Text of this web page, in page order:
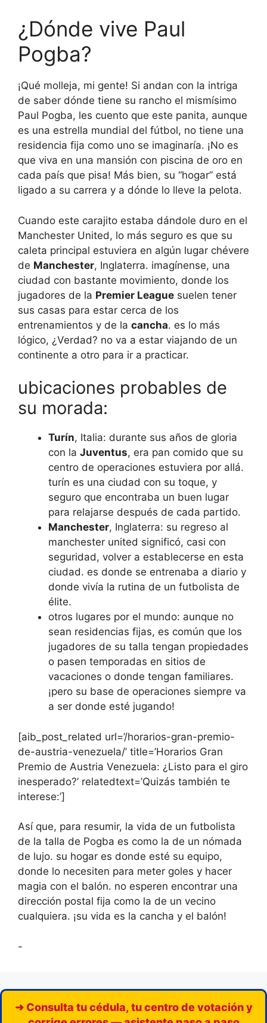
¿Dónde vive Paul
Pogba?
¡Qué molleja, mi gente! Si andan con la intriga
de saber dónde tiene su rancho el mismísimo
Paul Pogba, les cuento que este panita, aunque
es una estrella mundial del fútbol, no tiene una
residencia fija como uno se imaginaría. ¡No es
que viva en una mansión con piscina de oro en
cada país que pisa! Más bien, su “hogar” está
ligado a su carrera y a dónde lo lleve la pelota.
Cuando este carajito estaba dándole duro en el
Manchester United, lo más seguro es que su
caleta principal estuviera en algún lugar chévere
de Manchester, Inglaterra. imagínense, una
ciudad con bastante movimiento, donde los
jugadores de la Premier League suelen tener
sus casas para estar cerca de los
entrenamientos y de la cancha. es lo más
lógico, ¿Verdad? no va a estar viajando de un
continente a otro para ir a practicar.
ubicaciones probables de
su morada:
Turín, Italia: durante sus años de gloria
con la Juventus, era pan comido que su
centro de operaciones estuviera por allá.
turín es una ciudad con su toque, y
seguro que encontraba un buen lugar
para relajarse después de cada partido.
Manchester, Inglaterra: su regreso al
manchester united significó, casi con
seguridad, volver a establecerse en esta
ciudad. es donde se entrenaba a diario y
donde vivía la rutina de un futbolista de
élite.
otros lugares por el mundo: aunque no
sean residencias fijas, es común que los
jugadores de su talla tengan propiedades
o pasen temporadas en sitios de
vacaciones o donde tengan familiares.
¡pero su base de operaciones siempre va
a ser donde esté jugando!
[aib_post_related url=’/horarios-gran-premio-
de-austria-venezuela/’ title=’Horarios Gran
Premio de Austria Venezuela: ¿Listo para el giro
inesperado?’ relatedtext=’Quizás también te
interese:’]
Así que, para resumir, la vida de un futbolista
de la talla de Pogba es como la de un nómada
de lujo. su hogar es donde esté su equipo,
donde lo necesiten para meter goles y hacer
magia con el balón. no esperen encontrar una
dirección postal fija como la de un vecino
cualquiera. ¡su vida es la cancha y el balón!
-
➜ Consulta tu cédula, tu centro de votación y